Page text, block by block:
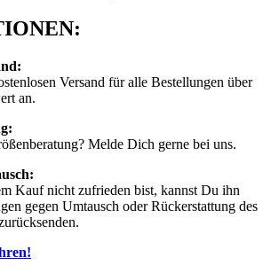
Versand für alle Bestellungen über
an.
Melde Dich gerne bei uns.
Kauf nicht zufrieden bist, kannst Du ihn
gegen Umtausch oder Rückerstattung des